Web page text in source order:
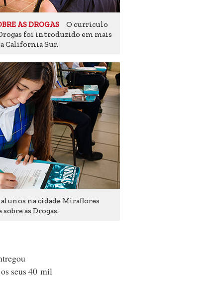
AS DROGAS
O currículo
Drogas foi introduzido em mais
California Sur.
na cidade Miraflores
as Drogas.
seus 40 mil